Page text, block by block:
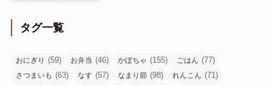
タグ一覧
おにぎり (59) お弁当 (46) かぼちゃ (155) ごはん (77)
さつまいも (63) なす (57) なまり節 (98) れんこん (71)